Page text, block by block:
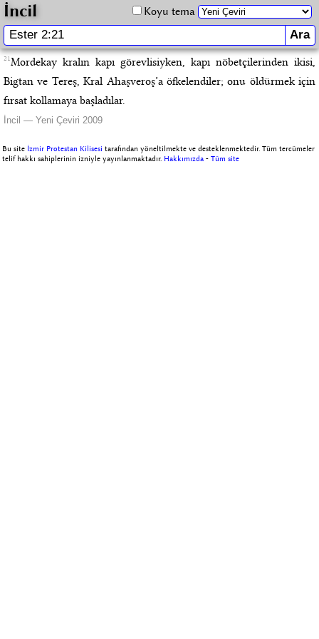
İncil Koyu tema
21Mordekay kralın kapı görevlisiyken, kapı nöbetçilerinden ikisi,
Bigtan ve Tereş, Kral Ahaşveroş’a öfkelendiler; onu öldürmek için
fırsat kollamaya başladılar.
İncil — Yeni Çeviri 2009
Bu site İzmir Protestan Kilisesi tarafından yöneltilmekte ve desteklenmektedir. Tüm tercümeler
telif hakkı sahiplerinin izniyle yayınlanmaktadır. Hakkımızda -Tüm site